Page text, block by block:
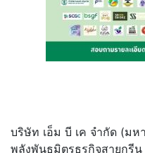
บริษัท เอ็ม บี เค จำกัด (มห
พลังพันธมิตรธุรกิจสายกรีน